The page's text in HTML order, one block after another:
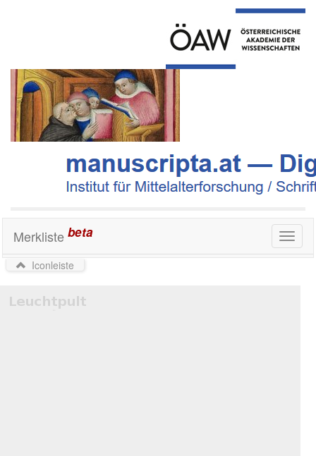
Toggle
Merkliste beta
Iconleiste